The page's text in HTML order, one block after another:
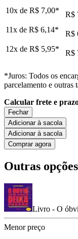
10x de R$ 7,00*
R$
11x de R$ 6,14*
R$
12x de R$ 5,95* R$
*Juros: Todos os
parcelamento e outras
Calcular frete e
Fechar
Adicionar à sacola
Adicionar à sacola
Comprar agora
Outras
Livro - O
Menor preço